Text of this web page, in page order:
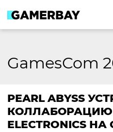
content
GamesCom
PEARL ABYSS
КОЛЛАБОРАЦИЮ
ELECTRONICS НА